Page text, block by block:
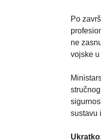
Po
ne
vojske u
sustavu